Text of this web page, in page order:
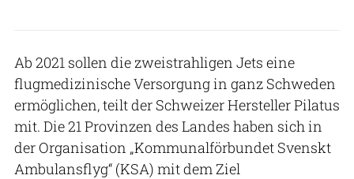
Ab 2021 sollen die zweistrahligen Jets eine
flugmedizinische Versorgung in ganz Schweden
ermöglichen, teilt der Schweizer Hersteller Pilatus
mit. Die 21 Provinzen des Landes haben sich in
der Organisation „Kommunalförbundet Svenskt
Ambulansflyg“ (KSA) mit dem Ziel